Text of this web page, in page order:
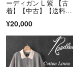
ーディガン L 紫 【古
着】【中古】【送料無
¥20,000